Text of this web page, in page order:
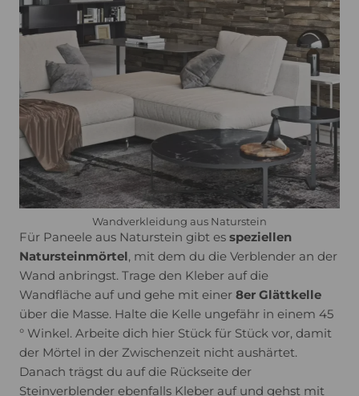
Wandverkleidung aus Naturstein
Für Paneele aus Naturstein gibt es speziellen
Natursteinmörtel, mit dem du die Verblender an der
Wand anbringst. Trage den Kleber auf die
Wandfläche auf und gehe mit einer 8er Glättkelle
über die Masse. Halte die Kelle ungefähr in einem 45
° Winkel. Arbeite dich hier Stück für Stück vor, damit
der Mörtel in der Zwischenzeit nicht aushärtet.
Danach trägst du auf die Rückseite der
Steinverblender ebenfalls Kleber auf und gehst mit